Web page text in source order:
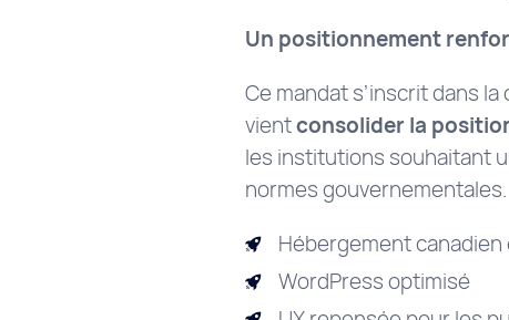
Un positionnement
Ce mandat s’inscrit dans
vientconsolider la
les institutions souhaitant
normes gouvernementales.
Hébergement canadien
WordPress optimisé